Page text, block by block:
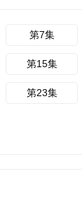
第7集
第15集
第23集